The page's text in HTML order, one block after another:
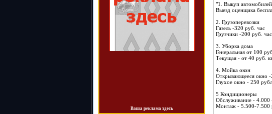
Ваша реклама здесь
"1. Выкуп
Выезд оценщика
2. Грузоперевозки
Газель -320 руб. час
Грузчики -200 руб. час
3. Уборка дома
Генеральная от 100
Текущая - от 40 руб.
4. Мойка окон
Открывающееся окно
Глухое окно - 250
5 Кондиционеры
Обслуживание - 4.000
Монтаж - 5.500-7.500